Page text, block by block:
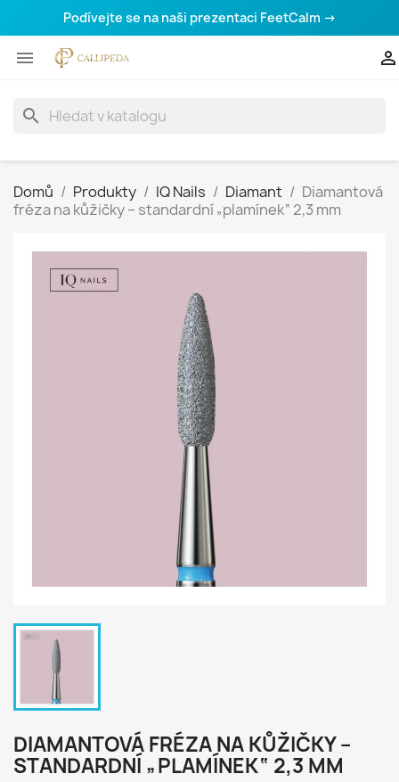
Podívejte se na naši prezentaci FeetCalm →
 
search
Domů Produkty IQ Nails Diamant
Diamantová
fréza na kůžičky – standardní „plamínek“ 2,3 mm
DIAMANTOVÁ FRÉZA NA KŮŽIČKY –
STANDARDNÍ „PLAMÍNEK“ 2,3 MM